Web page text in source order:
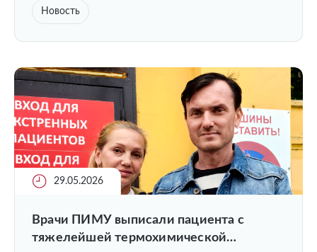
Новость
29.05.2026
Врачи ПИМУ выписали пациента с
тяжелейшей термохимической